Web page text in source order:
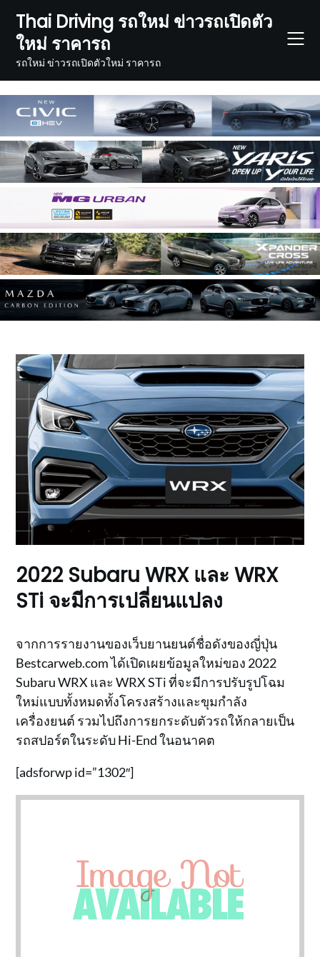
content
Thai Driving รถใหม่ ข่าวรถเปิดตัว
ใหม่ ราคารถ
รถใหม่ ข่าวรถเปิดตัวใหม่ ราคารถ
2022 Subaru WRX และ WRX
STi จะมีการเปลี่ยนแปลง
จากการรายงานของเว็บยานยนต์ชื่อดังของญี่ปุ่น
Bestcarweb.com ได้เปิดเผยข้อมูลใหม่ของ 2022
Subaru WRX และ WRX STi ที่จะมีการปรับรูปโฉม
ใหม่แบบทั้งหมดทั้งโครงสร้างและขุมกำลัง
เครื่องยนต์ รวมไปถึงการยกระดับตัวรถให้กลายเป็น
รถสปอร์ตในระดับ Hi-End ในอนาคต
[adsforwp id=”1302″]